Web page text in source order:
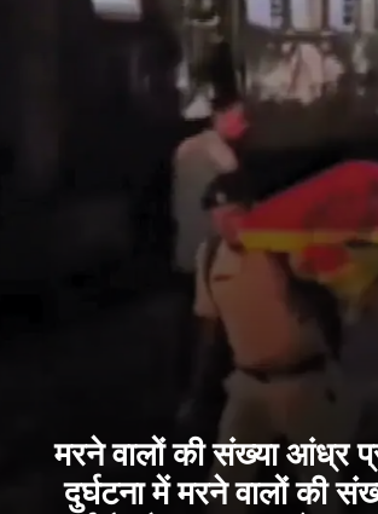
मरने वालों की संख्या आंध्र
दुर्घटना में मरने वालों की